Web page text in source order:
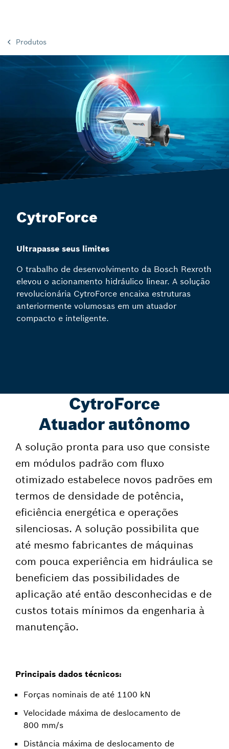
Produtos
CytroForce
Ultrapasse seus limites
O trabalho de desenvolvimento da Bosch Rexroth
elevou o acionamento hidráulico linear. A solução
revolucionária CytroForce encaixa estruturas
anteriormente volumosas em um atuador
compacto e inteligente.
CytroForce
Atuador autônomo
A solução pronta para uso que consiste
em módulos padrão com fluxo
otimizado estabelece novos padrões em
termos de densidade de potência,
eficiência energética e operações
silenciosas. A solução possibilita que
até mesmo fabricantes de máquinas
com pouca experiência em hidráulica se
beneficiem das possibilidades de
aplicação até então desconhecidas e de
custos totais mínimos da engenharia à
manutenção.
Principais dados técnicos:
Forças nominais de até 1100 kN
Velocidade máxima de deslocamento de
800 mm/s
Distância máxima de deslocamento de